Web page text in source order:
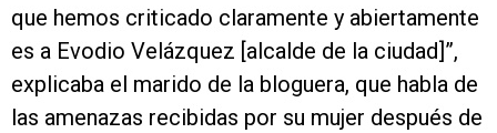
que hemos criticado claramente y abiertamente
es a Evodio Velázquez [alcalde de la ciudad]”,
explicaba el marido de la bloguera, que habla de
las amenazas recibidas por su mujer después de